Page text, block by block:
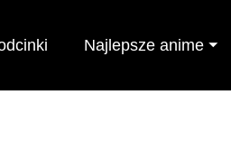
Najlepsze anime ⏷